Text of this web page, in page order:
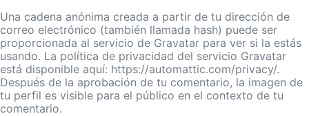
Una cadena anónima creada a partir de tu dirección de
correo electrónico (también llamada hash) puede ser
proporcionada al servicio de Gravatar para ver si la estás
usando. La política de privacidad del servicio Gravatar
está disponible aquí: https://automattic.com/privacy/.
Después de la aprobación de tu comentario, la imagen de
tu perfil es visible para el público en el contexto de tu
comentario.